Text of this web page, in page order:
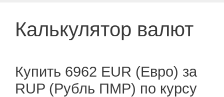
Калькулятор валют
Купить 6962 EUR (Евро) за
RUP (Рубль ПМР) по курсу